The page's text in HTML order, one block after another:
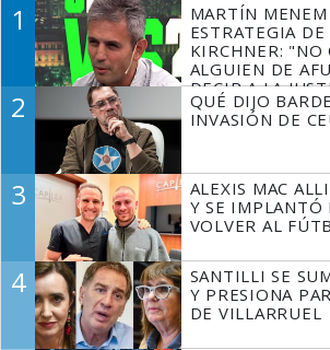
1
MARTÍN
ESTRATEGIA
KIRCHNER: "NO
ALGUIEN DE
DECIR A LA
TIENE QUE
2
QUÉ DIJO
INVASIÓN DE
3
ALEXIS MAC
Y SE IMPLANTÓ
VOLVER AL
4
SANTILLI SE
Y PRESIONA
DE VILLARRUEL